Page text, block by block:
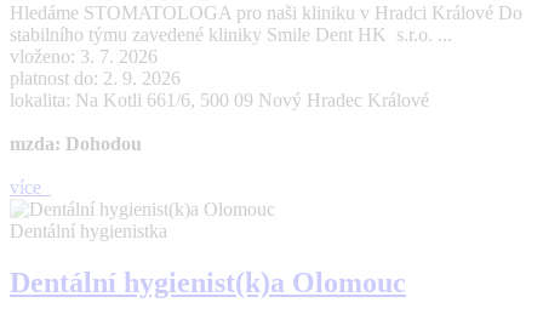
Hledáme STOMATOLOGA pro naši kliniku v Hradci Králové Do
stabilního týmu zavedené kliniky Smile Dent HK s.r.o. ...
vloženo: 3. 7. 2026
platnost do: 2. 9. 2026
lokalita: Na Kotli 661/6, 500 09 Nový Hradec Králové
mzda: Dohodou
více
Dentální hygienistka
Dentální hygienist(k)a Olomouc